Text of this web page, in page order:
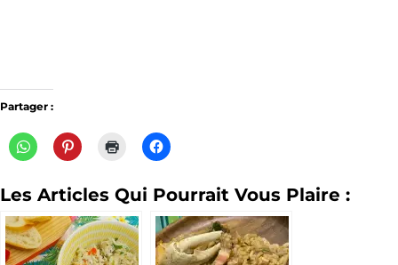
Partager :
Les Articles Qui Pourrait Vous Plaire :